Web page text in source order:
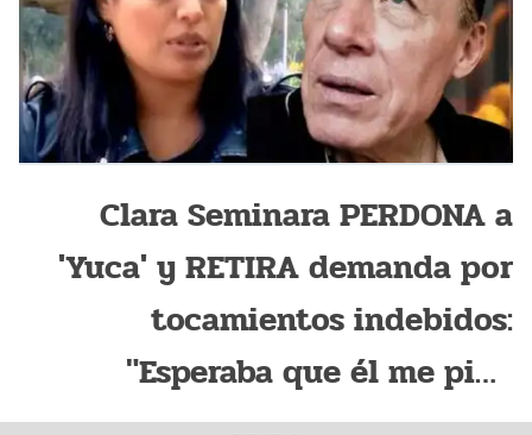
Clara Seminara PERDONA a
'Yuca' y RETIRA demanda por
tocamientos indebidos:
"Esperaba que él me pida
disculpas, pero está internado"